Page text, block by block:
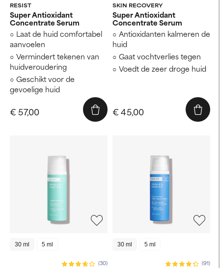
RESIST
Super Antioxidant
Concentrate Serum
Laat de huid comfortabel
aanvoelen
Vermindert tekenen van
huidveroudering
Geschikt voor de
gevoelige huid
€ 57,00
SKIN RECOVERY
Super Antioxidant
Concentrate Serum
Antioxidanten kalmeren de
huid
Gaat vochtverlies tegen
Voedt de zeer droge huid
€ 45,00
30 ml 5 ml
(30)
30 ml 5 ml
(91)